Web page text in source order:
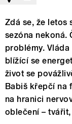
Zdá se, že letos
sezóna nekoná.
problémy.
blížící se
život se
Babiš křepčí na
na hranici
oblečení –